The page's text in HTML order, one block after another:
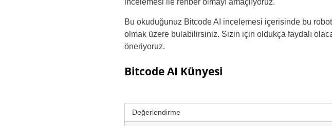
incelemesi ile rehber olmayı amaçlıyoruz.
Bu okuduğunuz Bitcode AI incelemesi içerisinde bu
olmak üzere bulabilirsiniz. Sizin için oldukça faydalı
öneriyoruz.
Bitcode AI Künyesi
Değerlendirme